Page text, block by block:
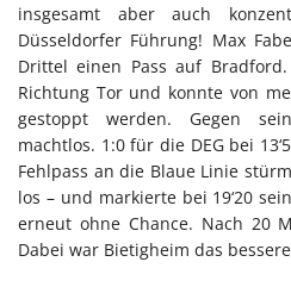
insgesamt aber auch
Düsseldorfer Führung! Max
Drittel einen Pass auf
Richtung Tor und konnte von
gestoppt werden. Gegen
machtlos. 1:0 für die DEG bei
Fehlpass an die Blaue Linie
los – und markierte bei 19‘20
erneut ohne Chance. Nach 20
Dabei war Bietigheim das